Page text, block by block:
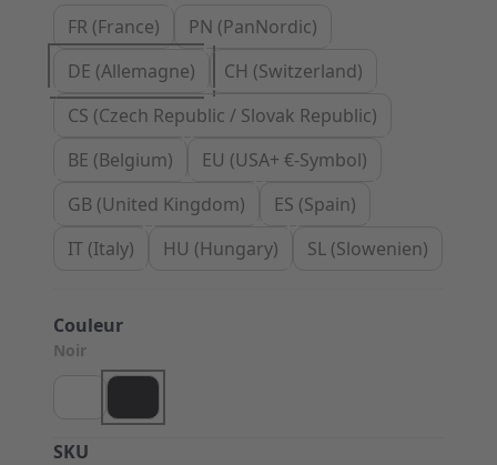
SKU
FR (France)
PN (PanNordic)
DE (Allemagne)
CH (Switzerland)
CS (Czech Republic / Slovak Republic)
BE (Belgium)
EU (USA+ €-Symbol)
GB (United Kingdom)
ES (Spain)
IT (Italy)
HU (Hungary) SL (Slowenien)
Couleur
Noir